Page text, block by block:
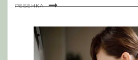
РЕБЕНКА